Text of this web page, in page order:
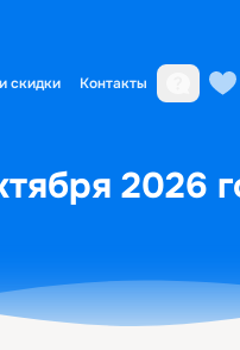
скидки Контакты
2026